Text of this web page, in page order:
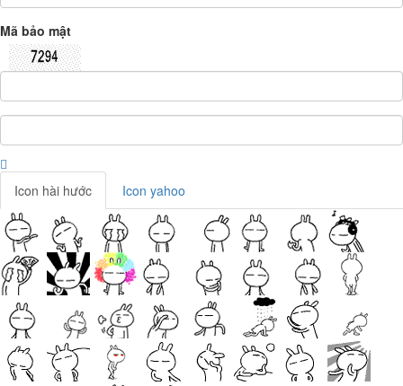
Mã bảo mật
Icon hài hước Icon yahoo